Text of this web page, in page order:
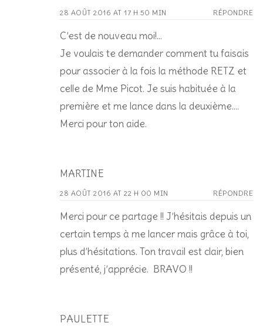
28 AOÛT 2016 AT 17 H 50 MIN RÉPONDRE
C’est de nouveau moi!…
Je voulais te demander comment tu faisais
pour associer à la fois la méthode RETZ et
celle de Mme Picot. Je suis habituée à la
première et me lance dans la deuxième….
Merci pour ton aide.
MARTINE
28 AOÛT 2016 AT 22 H 00 MIN RÉPONDRE
Merci pour ce partage !! J’hésitais depuis un
certain temps à me lancer mais grâce à toi,
plus d’hésitations. Ton travail est clair, bien
présenté, j’apprécie. BRAVO !!
PAULETTE